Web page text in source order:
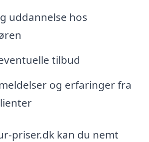
uddannelse hos
tilbud
og erfaringer fra
priser.dk kan du nemt